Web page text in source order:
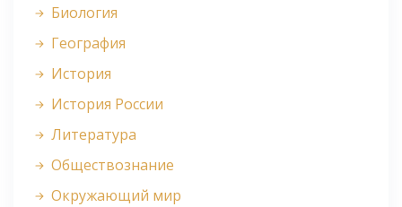
Биология
География
История
История России
Литература
Обществознание
Окружающий мир